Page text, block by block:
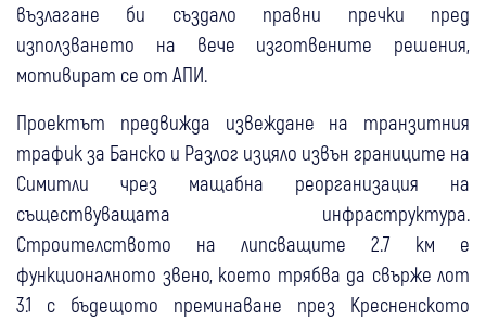
възлагане би създало правни пречки пред
използването на вече изготвените решения,
мотивират се от АПИ.
Проектът предвижда извеждане на транзитния
трафик за Банско и Разлог изцяло извън границите на
Симитли чрез мащабна реорганизация на
съществуващата инфраструктура.
Строителството на липсващите 2.7 км е
функционалното звено, което трябва да свърже лот
3.1 с бъдещото преминаване през Кресненското